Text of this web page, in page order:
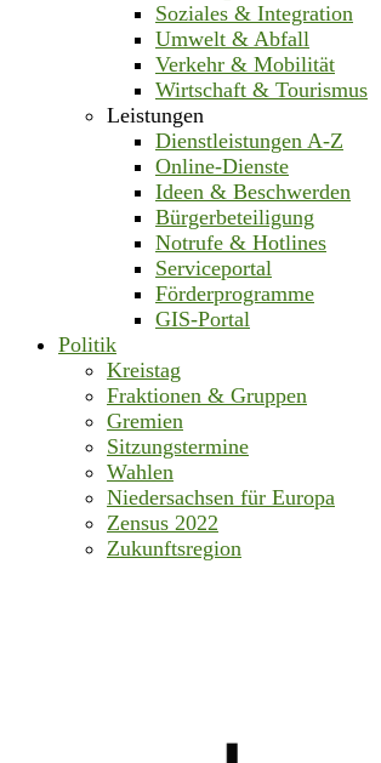
Soziales & Integration
Umwelt & Abfall
Verkehr & Mobilität
Wirtschaft & Tourismus
Leistungen
Dienstleistungen A-Z
Online-Dienste
Ideen & Beschwerden
Bürgerbeteiligung
Notrufe & Hotlines
Serviceportal
Förderprogramme
GIS-Portal
Politik
Kreistag
Fraktionen & Gruppen
Gremien
Sitzungstermine
Wahlen
Niedersachsen für Europa
Zensus 2022
Zukunftsregion